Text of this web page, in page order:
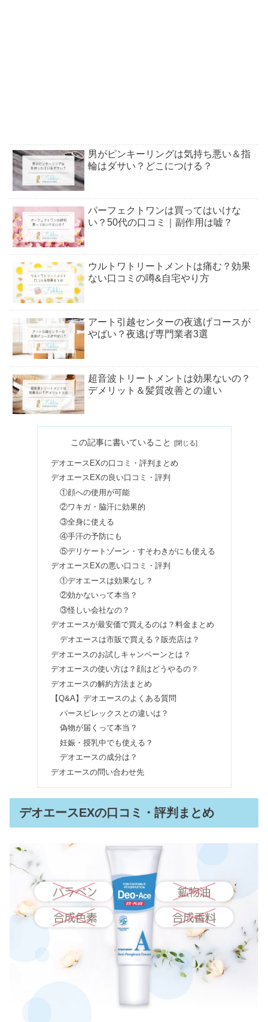
男がピンキーリングは気持ち悪い＆指
輪はダサい？どこにつける？
パーフェクトワンは買ってはいけな
い？50代の口コミ｜副作用は嘘？
ウルトワトリートメントは痛む？効果
ない口コミの噂&自宅やり方
アート引越センターの夜逃げコースが
やばい？夜逃げ専門業者3選
超音波トリートメントは効果ないの？
デメリット＆髪質改善との違い
ニューアル失敗？【口コミ】
40代なのに20代に見える女性！おばさ
んに見えない人&老けない特徴
ピアスを開けない方がいい人！福耳
は？最近の子はピアス開けないの？
男の垢抜けは難しい？大学生の髪型や
アイテムの方法まとめ
サンリオピューロランドは怖い・がっ
かり？滞在時間・絶叫系の口コミ
whoo（フー）とは｜フリーズ&ゴース
トモードの使い方や危険性は？
ワセリンで顔が黒くなる＆パックで後
傳濱野はダサい？評判や口コミ・偽物
【2024】スナイデルの福袋ネタバレ！
中身はハズレ？口コミ調査
ハトムギ化粧水はやばい？口コミや偽
物・本物の違い｜ニキビが悪化？
続けた結果＆やめた口コミ
この記事に書いていること
デオエースEXの口コミ・評判まとめ
デオエースEXの良い口コミ・評判
①顔への使用が可能
②ワキガ・脇汗に効果的
③全身に使える
④手汗の予防にも
⑤デリケートゾーン・すそわきがにも使える
デオエースEXの悪い口コミ・評判
①デオエースは効果なし？
②効かないって本当？
③怪しい会社なの？
デオエースが最安価で買えるのは？料金まとめ
デオエースは市販で買える？販売店は？
デオエースのお試しキャンペーンとは？
デオエースの使い方は？顔はどうやるの？
デオエースの解約方法まとめ
【Q&A】デオエースのよくある質問
パースピレックスとの違いは？
偽物が届くって本当？
妊娠・授乳中でも使える？
デオエースの成分は？
デオエースの問い合わせ先
デオエースEXの口コミ・評判まとめ